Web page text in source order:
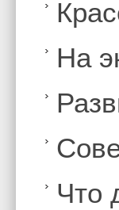
На
Что